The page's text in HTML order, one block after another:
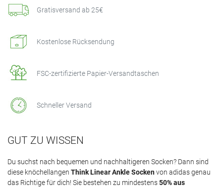
Gratisversand ab 25€
Kostenlose Rücksendung
FSC-zertifizierte Papier-Versandtaschen
Schneller Versand
GUT ZU WISSEN
Du suchst nach bequemen und nachhaltigeren Socken? Dann sind
diese knöchellangen Think Linear Ankle Sockenvon adidas genau
das Richtige für dich! Sie bestehen zu mindestens50% aus